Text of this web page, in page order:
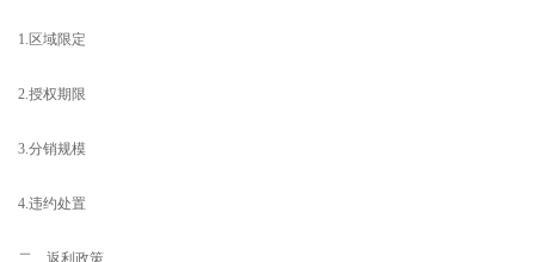
1.区域限定
2.授权期限
3.分销规模
4.违约处置
二、返利政策